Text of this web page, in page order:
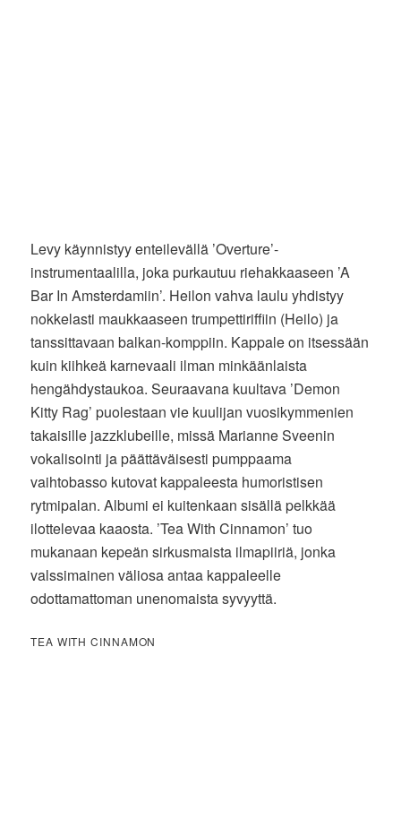
Levy käynnistyy enteilevällä ’Overture’-
instrumentaalilla, joka purkautuu riehakkaaseen ’A
Bar In Amsterdamiin’. Heilon vahva laulu yhdistyy
nokkelasti maukkaaseen trumpettiriffiin (Heilo) ja
tanssittavaan balkan-komppiin. Kappale on itsessään
kuin kiihkeä karnevaali ilman minkäänlaista
hengähdystaukoa. Seuraavana kuultava ’Demon
Kitty Rag’ puolestaan vie kuulijan vuosikymmenien
takaisille jazzklubeille, missä Marianne Sveenin
vokalisointi ja päättäväisesti pumppaama
vaihtobasso kutovat kappaleesta humoristisen
rytmipalan. Albumi ei kuitenkaan sisällä pelkkää
ilottelevaa kaaosta. ’Tea With Cinnamon’ tuo
mukanaan kepeän sirkusmaista ilmapiiriä, jonka
valssimainen väliosa antaa kappaleelle
odottamattoman unenomaista syvyyttä.
TEA WITH CINNAMON